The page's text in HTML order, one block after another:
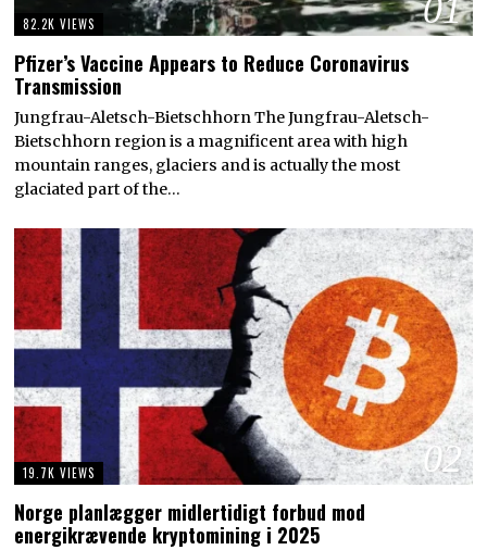
01
82.2K VIEWS
Pfizer’s Vaccine Appears to Reduce Coronavirus
Transmission
Jungfrau-Aletsch-Bietschhorn The Jungfrau-Aletsch-
Bietschhorn region is a magnificent area with high
mountain ranges, glaciers and is actually the most
glaciated part of the…
02
19.7K VIEWS
Norge planlægger midlertidigt forbud mod
energikrævende kryptomining i 2025